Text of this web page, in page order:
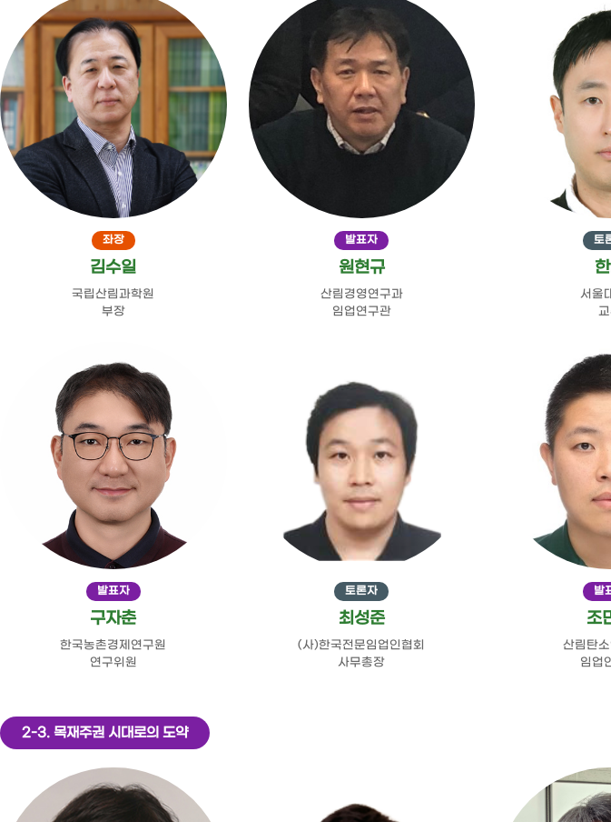
좌장
김수일
국립산림과학원
부장
발표자
원현규
산림경영연구과
임업연구관
토
서울
발표자
구자춘
한국농촌경제연구원
연구위원
토론자
최성준
(사)한국전문임업인협회
사무총장
발
조
산림탄
임업
2-3. 목재주권 시대로의 도약